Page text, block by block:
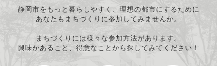
静岡市をもっと暮らしやすく、理想の都市にするために
あなたもまちづくりに参加してみませんか。
まちづくりには様々な参加方法があります。
興味があること、得意なことから探してみてください！